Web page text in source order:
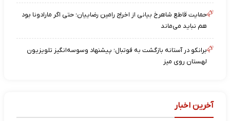
حمایت قاطع شاهرخ بیانی از اخراج رامین رضاییان؛ حتی اگر مارادونا بود
هم نباید می‌ماند
برانکو در آستانه بازگشت به فوتبال؛ پیشنهاد وسوسه‌انگیز تلویزیون
لهستان روی میز
آخرین اخبار